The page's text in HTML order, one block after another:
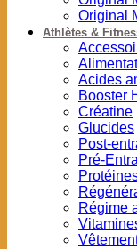
Original
Athlètes &
Acides
Booster
Créatine
Glucides
Post-
Pré-
Régime